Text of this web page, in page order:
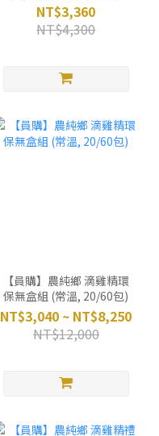
NT$3,360
NT$4,300
【員購】農純鄉 滴雞精環
保無盒組 (常溫, 20/60包)
NT$3,040 ~ NT$8,250
NT$12,000